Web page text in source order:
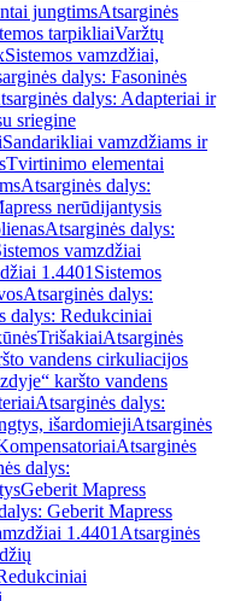
jungtimsAtsarginės
tarpikliaiVaržtų
Sistemos vamzdžiai,
dalys: Fasoninės
dalys: Adapteriai ir
sriegine
Sandarikliai vamzdžiams ir
Tvirtinimo elementai
Atsarginės dalys:
nerūdijantysis
Atsarginės dalys:
vamzdžiai
1.4401 Sistemos
Atsarginės dalys:
dalys: Redukciniai
TrišakiaiAtsarginės
vandens cirkuliacijos
karšto vandens
Atsarginės dalys:
išardomiejiAtsarginės
Atsarginės
dalys:
Geberit Mapress
Geberit Mapress
1.4401 Atsarginės